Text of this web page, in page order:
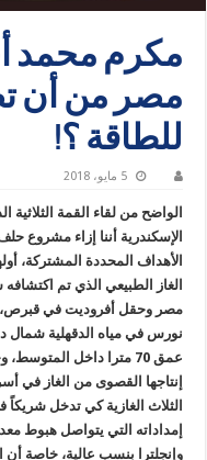
مكرم محمد
مصر من أن
للطاقة ؟!
5 مايو، 2018
الواضح من لقاء القمة
الإسكندرية أننا إزاء مشروع
الأهداف المحددة المشتركة،
الغاز الطبيعي الذي تم
مصر وحقل أفروديت في قبرص،
نورس في مياه الدقهلية شمال
عمق 70 مترا داخل
إنتاجها القصوى من الغاز في
الثلاث الغازية كي تدخل
إمداداته التي يتواصل هبوط